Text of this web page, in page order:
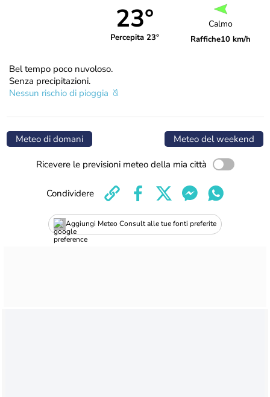
23°
Percepita 23°
Calmo
Raffiche10 km/h
Bel tempo poco nuvoloso.
Senza precipitazioni.
Nessun rischio di pioggia
Meteo di domani Meteo del weekend
Ricevere le previsioni meteo della mia città
Aggiungi Meteo Consult alle tue fonti preferite
Condividere